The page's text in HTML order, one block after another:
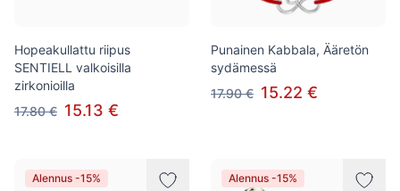
Hopeakullattu riipus
SENTIELL valkoisilla
zirkonioilla
17.80 € 15.13 €
Punainen Kabbala, Ääretön
sydämessä
17.90 € 15.22 €
Alennus -15% Alennus -15%